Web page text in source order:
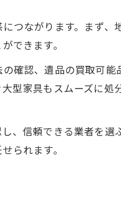
の関係
ップ紹介
計画術
スケジュール例
た遺品整理
理を実現
つながります。まず
できます。
確認、遺品の買取可
型家具もスムーズに処
信頼できる業者を選
られます。